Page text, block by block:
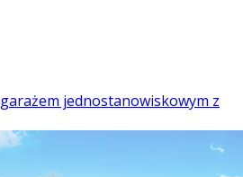
jednostanowiskowym z